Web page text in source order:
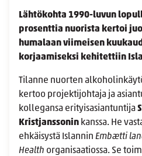
Lähtökohta 1990-luvun
prosenttia nuorista kertoi
humalaan viimeisen
korjaamiseksi kehitettiin
Tilanne nuorten
kertoo projektijohtaja ja
kollegansa erityisasiantuntija
Kristjanssonin kanssa. He
ehkäisystä Islannin Embætti
Health organisaatiossa. Se